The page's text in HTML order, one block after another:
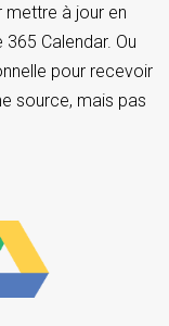
mettre à jour en
Calendar. Ou
pour recevoir
source, mais pas